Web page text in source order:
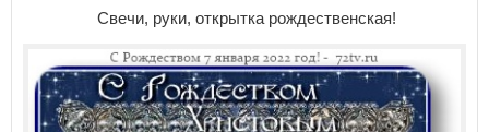
Свечи, руки, открытка рождественская!